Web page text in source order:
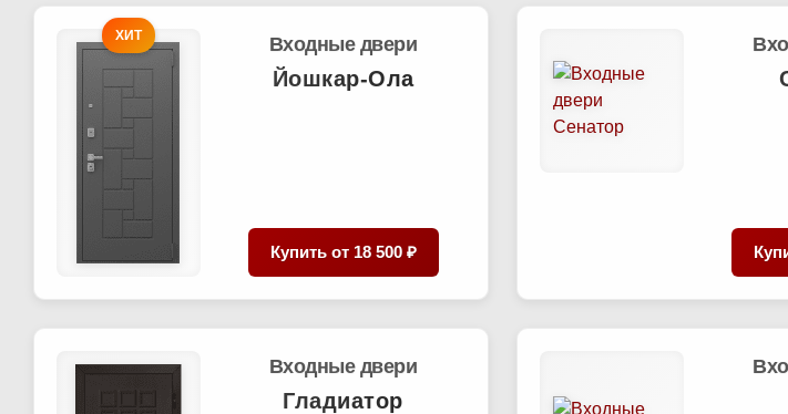
ХИТ Входные двери
Йошкар-Ола
Купить от 18 500 ₽
Входные двери
Гладиатор